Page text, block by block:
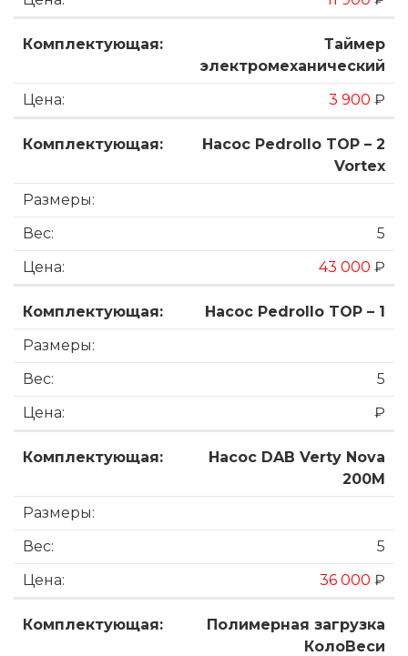
Таймер
электромеханический
3 900 ₽
Насос Pedrollo TOP – 2
Vortex
5
43 000 ₽
Насос Pedrollo TOP – 1
5
₽
Насос DAB Verty Nova
200M
5
36 000 ₽
Полимерная загрузка
КолоВеси